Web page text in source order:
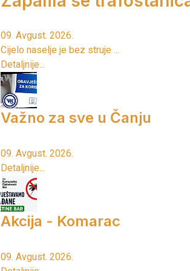
09. Avgust. 2026.
Cijelo naselje je bez struje ...
Detaljnije...
Važno za sve u Čanju
09. Avgust. 2026.
Detaljnije...
Akcija - Komarac
09. Avgust. 2026.